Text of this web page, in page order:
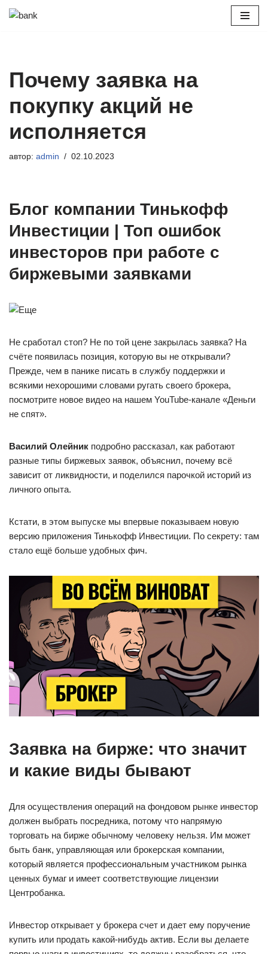
Почему заявка на
покупку акций не
исполняется
автор: admin 02.10.2023
Блог компании Тинькофф
Инвестиции | Топ ошибок
инвесторов при работе с
биржевыми заявками
Не сработал стоп? Не по той цене закрылась заявка? На
счёте появилась позиция, которую вы не открывали?
Прежде, чем в панике писать в службу поддержки и
всякими нехорошими словами ругать своего брокера,
посмотрите новое видео на нашем YouTube-канале «Деньги
не спят».
Василий Олейник подробно рассказал, как работают
разные типы биржевых заявок, объяснил, почему всё
зависит от ликвидности, и поделился парочкой историй из
личного опыта.
Кстати, в этом выпуске мы впервые показываем новую
версию приложения Тинькофф Инвестиции. По секрету: там
стало ещё больше удобных фич.
Заявка на бирже: что значит
и какие виды бывают
Для осуществления операций на фондовом рынке инвестор
должен выбрать посредника, потому что напрямую
торговать на бирже обычному человеку нельзя. Им может
быть банк, управляющая или брокерская компании,
который является профессиональным участником рынка
ценных бумаг и имеет соответствующие лицензии
Центробанка.
Инвестор открывает у брокера счет и дает ему поручение
купить или продать какой-нибудь актив. Если вы делаете